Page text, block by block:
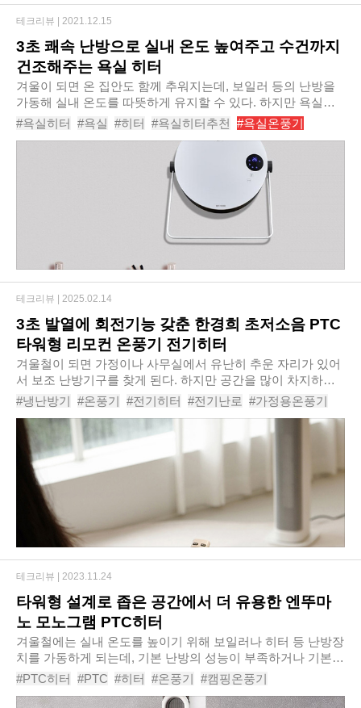
3초 쾌속 난방으로 실내 온도 높여주고 수건까지
건조해주는 욕실 히터
겨울이 되면 온 집안도 함께 추워지는데, 보일러 등의 난방을
가동해 실내 온도를 따뜻하게 유지할 수 있다. 하지만 욕실에
는 난방시설이 되어있지 않은 곳이 많다. 특히 단열이 잘 되어
있지 않은 단독주택의 경우 겨울철 욕..
#욕실히터 #욕실 #히터 #욕실히터추천 #욕실온풍기
#욕실난방기 #욕실용전기히터 #화장실히터
테크리뷰 | 2021.12.15
3초 발열에 회전기능 갖춘 한경희 초저소음 PTC
타워형 리모컨 온풍기 전기히터
겨울철이 되면 가정이나 사무실에서 유난히 추운 자리가 있어
서 보조 난방기구를 찾게 된다. 하지만 공간을 많이 차지하거
나 소음, 냄새 등의 발생으로 난방기구 사용이 꺼려지기도 한
다. 한경희 초저소음 PTC 타워형 리모컨..
#냉난방기 #온풍기 #전기히터 #전기난로 #가정용온풍기
#캠핑온풍기 #전기온풍기 #욕실온풍기 #PTC히터
테크리뷰 | 2025.02.14
타워형 설계로 좁은 공간에서 더 유용한 엔뚜마
노 모노그램 PTC히터
겨울철에는 실내 온도를 높이기 위해 보일러나 히터 등 난방장
치를 가동하게 되는데, 기본 난방의 성능이 부족하거나 기본
난방장치로부터 멀리 떨어져서 추운 자리에서는 보조 난방장
#PTC히터 #PTC #히터 #온풍기
#캠핑온풍기
#전기온풍기 #가정용온풍기 #욕실온풍기 #캠핑용온풍기
테크리뷰 | 2023.11.24